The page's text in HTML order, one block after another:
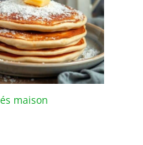
:
ajustés qui
à préserver
et fraîcheur, les
facilement
étagère et se
d’un simple
5FIVE
SMART : C’est
maison